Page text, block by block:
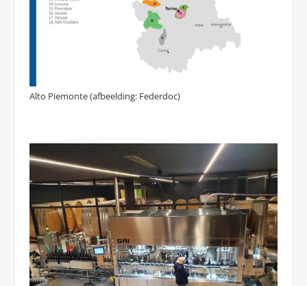
Alto Piemonte (afbeelding: Federdoc)